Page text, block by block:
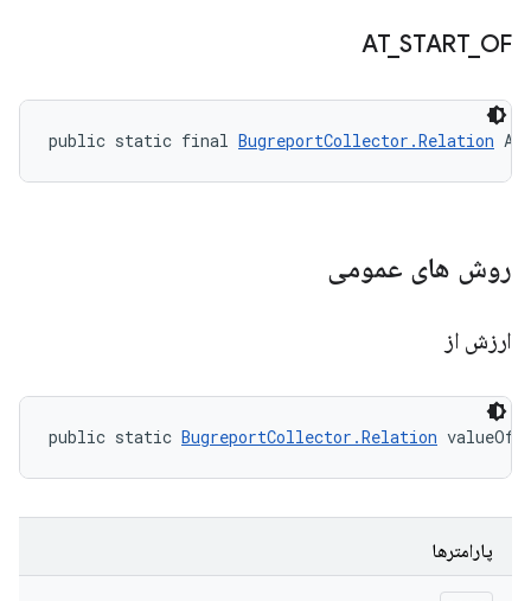
AT_ START_ OF
public static final BugreportCollector.Relation
روش های عمومی
ارزش از
public static BugreportCollector.Relation valueOf
پارامترها